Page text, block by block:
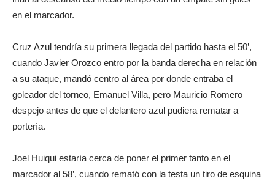
en el marcador.
Cruz Azul tendría su primera llegada del partido hasta el 50’,
cuando Javier Orozco entro por la banda derecha en relación
a su ataque, mandó centro al área por donde entraba el
goleador del torneo, Emanuel Villa, pero Mauricio Romero
despejo antes de que el delantero azul pudiera rematar a
portería.
Joel Huiqui estaría cerca de poner el primer tanto en el
marcador al 58’, cuando remató con la testa un tiro de esquina